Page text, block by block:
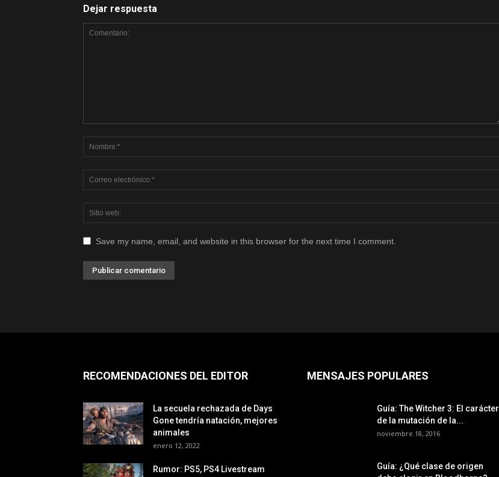
Dejar respuesta
Save my name, email, and website in this browser for the next time I comment.
RECOMENDACIONES DEL EDITOR
La secuela rechazada de Days
Gone tendría natación, mejores
animales
enero 12, 2022
Rumor: PS5, PS4 Livestream
MENSAJES POPULARES
Guía: The Witcher 3: El carácter
de la mutación de la...
noviembre 18, 2016
Guía: ¿Qué clase de origen